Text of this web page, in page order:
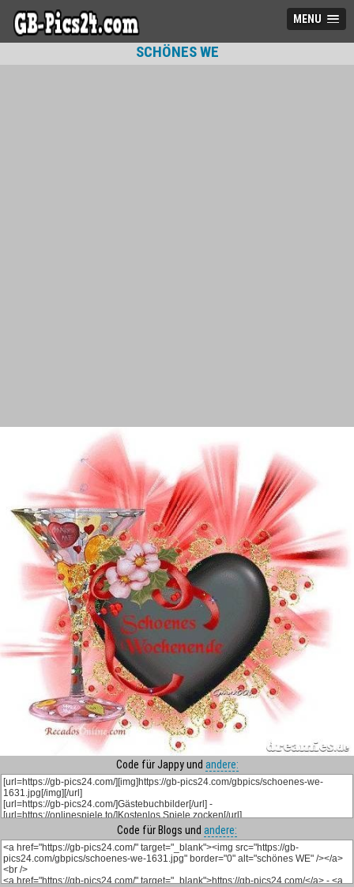
MENU
SCHÖNES WE
Code für Jappy und andere:
Code für Blogs und andere: